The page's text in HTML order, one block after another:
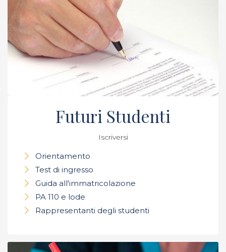
Futuri Studenti
Iscriversi
Orientamento
Test di ingresso
Guida all'immatricolazione
PA 110 e lode
Rappresentanti degli studenti